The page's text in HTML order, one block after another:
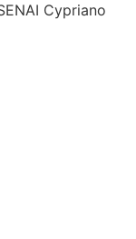
Cypriano